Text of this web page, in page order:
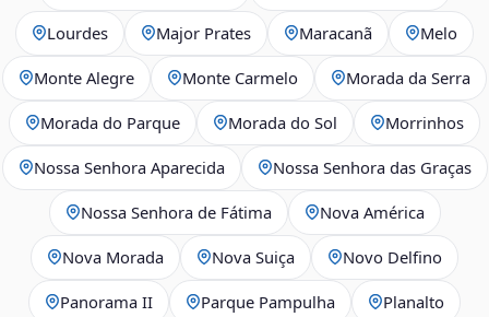
Lourdes Major Prates Maracanã Melo
Monte Alegre Monte Carmelo Morada da Serra
Morada do Parque Morada do Sol Morrinhos
Nossa Senhora Aparecida Nossa Senhora das Graças
Nossa Senhora de Fátima Nova América
Nova Morada Nova Suiça Novo Delfino
Panorama II Parque Pampulha Planalto